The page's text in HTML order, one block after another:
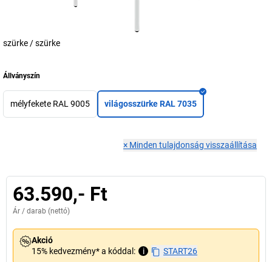
szürke / szürke
Állványszín
mélyfekete RAL 9005 világosszürke RAL 7035
× Minden tulajdonság visszaállítása
63.590,- Ft
Ár / darab (nettó)
Akció
15% kedvezmény* a kóddal:
i START26